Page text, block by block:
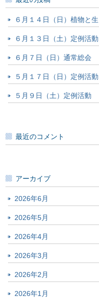
６月１４日（日）植物と
６月１３日（土）定例活動
６月７日（日）通常総会
５月１７日（日）定例活動
５月９日（土）定例活動
最近のコメント
アーカイブ
2026年6月
2026年5月
2026年4月
2026年3月
2026年2月
2026年1月